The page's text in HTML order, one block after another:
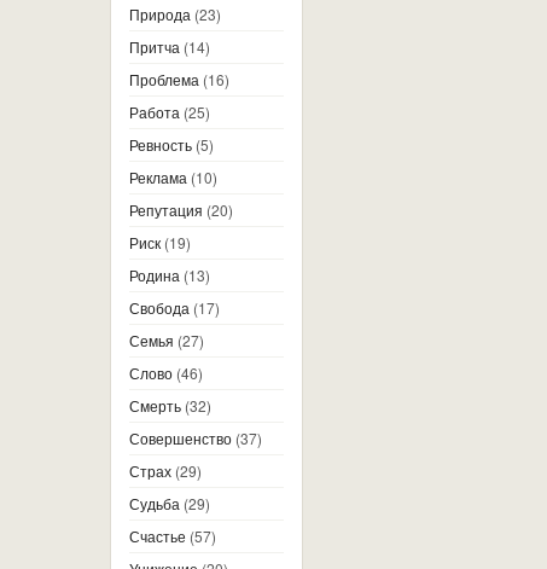
Природа (23)
Притча (14)
Проблема (16)
Работа (25)
Ревность (5)
Реклама (10)
Репутация (20)
Риск (19)
Родина (13)
Свобода (17)
Семья (27)
Слово (46)
Смерть (32)
Совершенство (37)
Страх (29)
Судьба (29)
Счастье (57)